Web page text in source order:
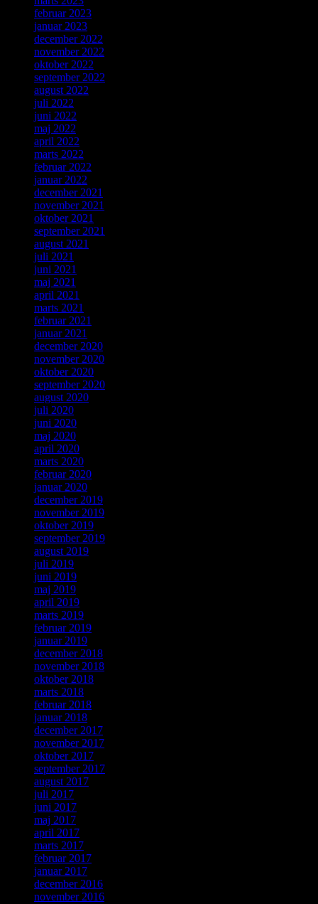
februar 2023
januar 2023
december 2022
november 2022
oktober 2022
september 2022
august 2022
juli 2022
juni 2022
maj 2022
april 2022
marts 2022
februar 2022
januar 2022
december 2021
november 2021
oktober 2021
september 2021
august 2021
juli 2021
juni 2021
maj 2021
april 2021
marts 2021
februar 2021
januar 2021
december 2020
november 2020
oktober 2020
september 2020
august 2020
juli 2020
juni 2020
maj 2020
april 2020
marts 2020
februar 2020
januar 2020
december 2019
november 2019
oktober 2019
september 2019
august 2019
juli 2019
juni 2019
maj 2019
april 2019
marts 2019
februar 2019
januar 2019
december 2018
november 2018
oktober 2018
marts 2018
februar 2018
januar 2018
december 2017
november 2017
oktober 2017
september 2017
august 2017
juli 2017
juni 2017
maj 2017
april 2017
marts 2017
februar 2017
januar 2017
december 2016
november 2016